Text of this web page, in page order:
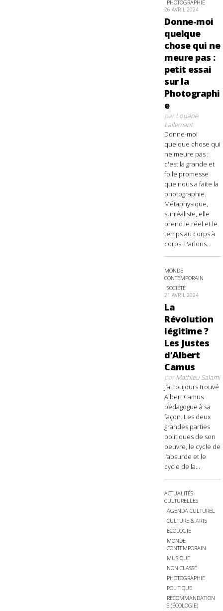
PHOTOGRAPHIE
26 AVRIL 2024
Donne-moi
quelque
chose qui ne
meure pas :
petit essai
sur la
Photographi
e
parLouane
Lallemant
Donne-moi
quelque chose qui
ne meure pas :
c'est la grande et
folle promesse
que nous a faite la
photographie.
Métaphysique,
surréaliste, elle
prend le réel et le
temps au corps à
corps. Parlons...
MONDE
CONTEMPORAIN
SOCIÉTÉ
21 AVRIL 2024
La
Révolution
légitime ?
Les Justes
d’Albert
Camus
parMathieu Salami
J’ai toujours trouvé
Albert Camus
pédagogue à sa
façon. Les deux
grandes parties
politiques de son
oeuvre, le cycle de
l’absurde et le
cycle de la...
ACTUALITÉS
CULTURELLES
AGENDA CULTUREL
CULTURE & ARTS
ECOLOGIE
MONDE
CONTEMPORAIN
MUSIQUE
NON CLASSÉ
PHOTOGRAPHIE
POLITIQUE
RECOMMANDATION
S (ÉCOLOGIE)